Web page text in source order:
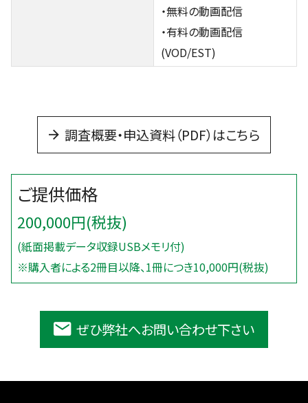
・無料の動画配信
・有料の動画配信
(VOD/EST)
調査概要・申込資料（PDF）はこちら
200,000円(税抜)
(紙面掲載データ収録USBメモリ付)
※購入者による2冊目以降、1冊につき10,000円(税抜)
ぜひ弊社へお問い合わせ下さい